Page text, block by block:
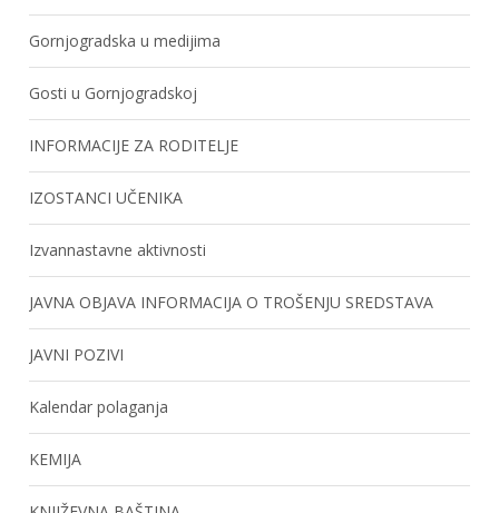
Gornjogradska u medijima
Gosti u Gornjogradskoj
INFORMACIJE ZA RODITELJE
IZOSTANCI UČENIKA
Izvannastavne aktivnosti
JAVNA OBJAVA INFORMACIJA O TROŠENJU SREDSTAVA
JAVNI POZIVI
Kalendar polaganja
KEMIJA